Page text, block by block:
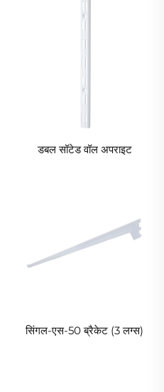
डबल सॉटेड वॉल अपराइट
सिंगल-एस-50 ब्रैकेट (3 लग्स)